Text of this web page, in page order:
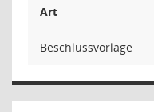
Art
Beschlussvorlage